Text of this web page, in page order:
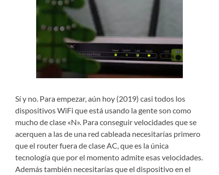
Sí y no. Para empezar, aún hoy (2019) casi todos los
dispositivos WiFi que está usando la gente son como
mucho de clase «N». Para conseguir velocidades que se
acerquen a las de una red cableada necesitarías primero
que el router fuera de clase AC, que es la única
tecnología que por el momento admite esas velocidades.
Además también necesitarías que el dispositivo en el